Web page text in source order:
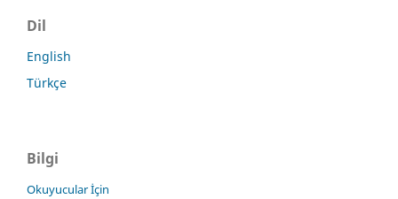
Dil
English
Türkçe
Bilgi
Okuyucular İçin